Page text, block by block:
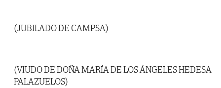
(JUBILADO DE CAMPSA)
(VIUDO DE DOÑA MARÍA DE LOS ÁNGELES HEDESA
PALAZUELOS)